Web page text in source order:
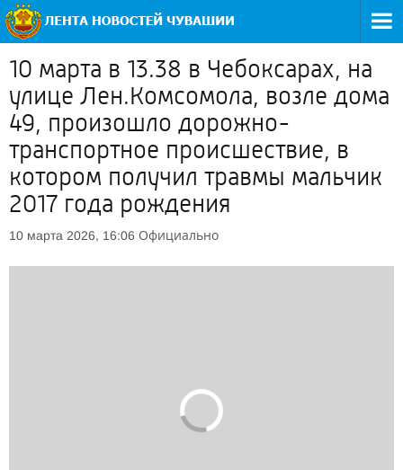
10 марта в 13.38 в Чебоксарах, на
улице Лен.Комсомола, возле дома
49, произошло дорожно-
транспортное происшествие, в
котором получил травмы мальчик
2017 года рождения
10 марта 2026, 16:06 Официально